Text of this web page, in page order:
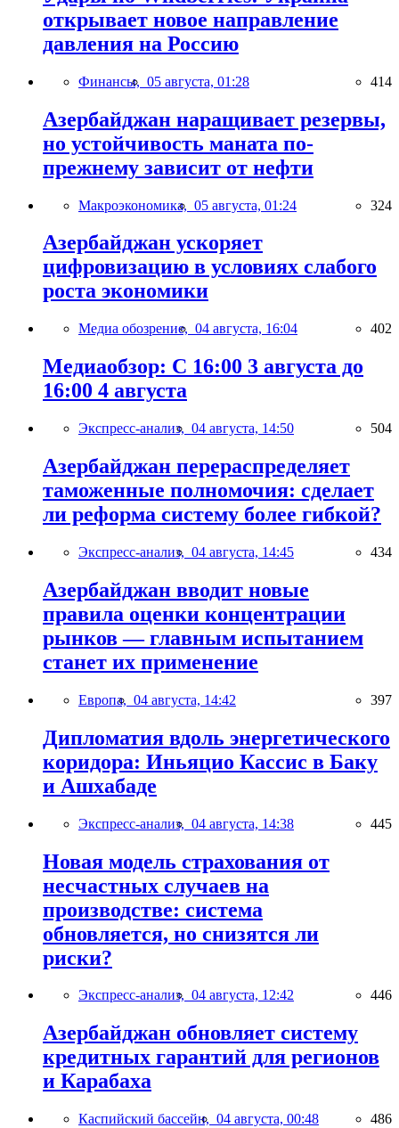
открывает новое направление
давления на Россию
Финансы, 05 августа, 01:28 414
Азербайджан наращивает резервы,
но устойчивость маната по-
прежнему зависит от нефти
Макроэкономика, 05 августа, 01:24 324
Азербайджан ускоряет
цифровизацию в условиях слабого
роста экономики
Медиа обозрение, 04 августа, 16:04 402
Медиаобзор: С 16:00 3 августа до
16:00 4 августа
Экспресс-анализ, 04 августа, 14:50 504
Азербайджан перераспределяет
таможенные полномочия: сделает
ли реформа систему более гибкой?
Экспресс-анализ, 04 августа, 14:45 434
Азербайджан вводит новые
правила оценки концентрации
рынков — главным испытанием
станет их применение
Европа, 04 августа, 14:42 397
Дипломатия вдоль энергетического
коридора: Иньяцио Кассис в Баку
и Ашхабаде
Экспресс-анализ, 04 августа, 14:38 445
Новая модель страхования от
несчастных случаев на
производстве: система
обновляется, но снизятся ли
риски?
Экспресс-анализ, 04 августа, 12:42 446
Азербайджан обновляет систему
кредитных гарантий для регионов
и Карабаха
Каспийский бассейн, 04 августа, 00:48 486